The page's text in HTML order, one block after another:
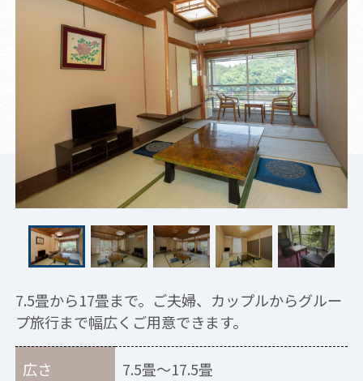
7.5畳から17畳まで。ご夫婦、カップルからグルー
プ旅行まで幅広くご用意できます。
広さ 7.5畳～17.5畳